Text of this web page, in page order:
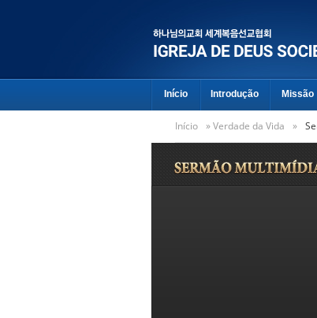
Início Introdução Missão
Início »Verdade da Vida »